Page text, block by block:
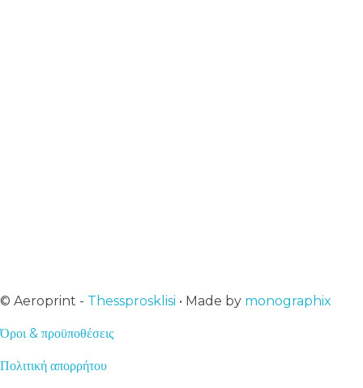
© Aeroprint - Thessprosklisi • Made by monographix
Όροι & προϋποθέσεις
Πολιτική απορρήτου